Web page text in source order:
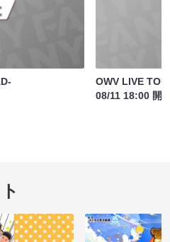
OWV LIVE
08/11 18:00 開